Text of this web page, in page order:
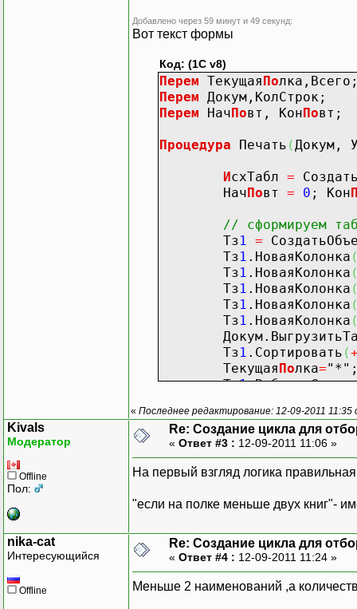
Добавлено через 59 минут и 49 секунд:
Вот текст формы
Код: (1C v8)
Перем ТекущаяПо
Перем Докум,КолСтрок;
Перем НачПовт, КонПовт;
Процедура Печать ( Докум,
ИсхТабл =
НачПовт = 0 ; Кон
// сформируем
Тз1 =
Тз1 .НоваяКолонка
Тз1 .НоваяКолонка
Тз1 .НоваяКолонка
Тз1 .НоваяКолонка
Тз1 .НоваяКолонка
Тз1 .Сортировать (
ТекущаяПолка="*"
Тз1
Н=0;
//Для Кол=0 По
« Последнее редактирование: 12-09-2011 11:35
Kivals
Модератор
Offline
Пол:
Re: Создание цикла для
« Ответ #3 : 12-09-2011 11:06 »
На первый взгляд логика
"если на полке меньше двух книг"-
nika-cat
Интересующийся
Offline
Re: Создание цикла для
« Ответ #4 : 12-09-2011 11:24 »
Меньше 2 наименований ,а